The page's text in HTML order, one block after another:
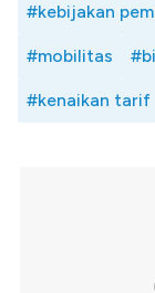
#kebijakan
#mobilitas
#kenaikan tarif